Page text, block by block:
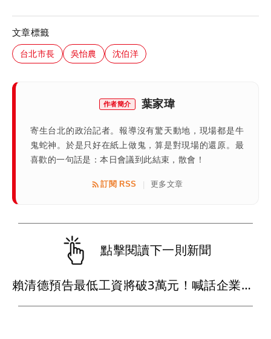
文章標籤
台北市長 吳怡農 沈伯洋
作者簡介 葉家瑋
寄生台北的政治記者。報導沒有驚天動地，現場都是牛
鬼蛇神。於是只好在紙上做鬼，算是對現場的還原。最
喜歡的一句話是：本日會議到此結束，散會！
訂閱 RSS | 更多文章
點擊閱讀下一則新聞
賴清德預告最低工資將破3萬元！喊話企業替員工加薪